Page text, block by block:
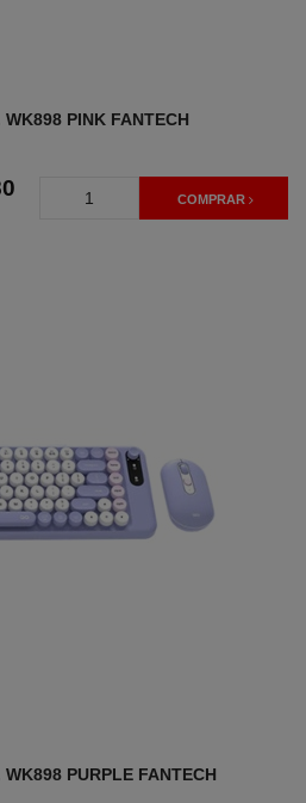
PINK FANTECH
COMPRAR
PURPLE FANTECH